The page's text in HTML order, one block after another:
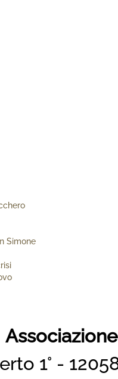
Simone
1° -